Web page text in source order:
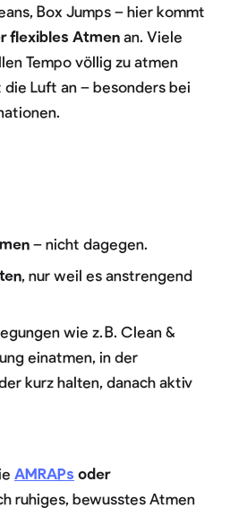
Box Jumps – hier kommt
flexibles Atmen an. Viele
Tempo völlig zu atmen
Luft an – besonders bei
– nicht dagegen.
, nur weil es anstrengend
wie z. B. Clean &
einatmen, in der
kurz halten, danach aktiv
AMRAPs oder
ruhiges, bewusstes Atmen